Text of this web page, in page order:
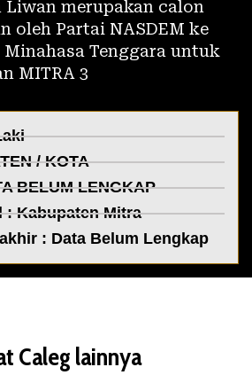
Liwan merupakan calon
oleh Partai NASDEM ke
Minahasa Tenggara untuk
MITRA 3
/ KOTA
BELUM LENGKAP
:Kabupaten Mitra
: Data Belum Lengkap
Caleg lainnya